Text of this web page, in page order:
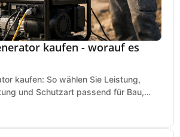
kaufen - worauf es
kaufen: So wählen Sie Leistung,
und Schutzart passend für Bau,